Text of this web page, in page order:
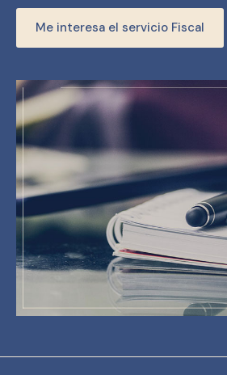
Me interesa el servicio Fiscal